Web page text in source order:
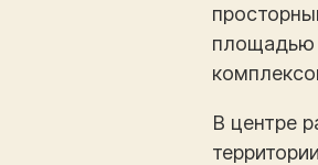
площадью
В центре